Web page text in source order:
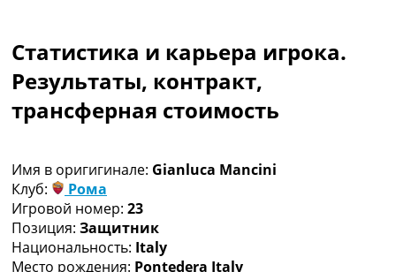
Чемпионат Мира
Украина. Премьер-Лига
Украина. Первая Лига
Лига Чемпионов
Другие Турниры >>>
Таблицы
Таблицы групп Чемпионата Мира
Украина. Премьер-Лига
Украина. Первая Лига
Статистика и карьера игрока.
Результаты, контракт,
трансферная стоимость
Имя в оригигинале: Gianluca Mancini
Клуб:
Рома
Игровой номер: 23
Позиция: Защитник
Национальность: Italy
Место рождения: Pontedera Italy